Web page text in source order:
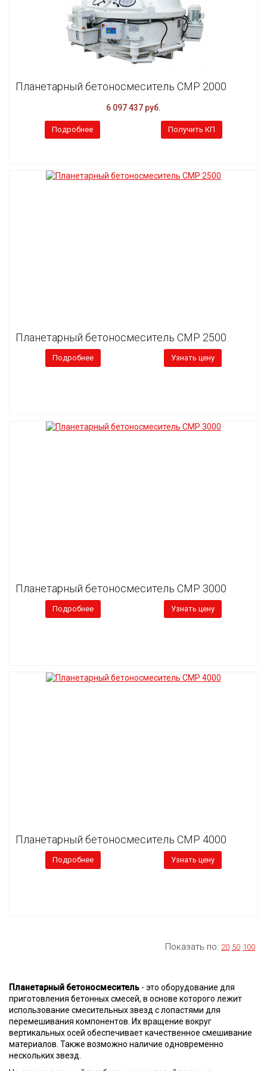
Планетарный бетоносмеситель CMP 2000
6 097 437 руб.
Подробнее Получить КП
Планетарный бетоносмеситель CMP 2500
Подробнее Узнать цену
Планетарный бетоносмеситель CMP 3000
Подробнее Узнать цену
Планетарный бетоносмеситель CMP 4000
Подробнее Узнать цену
Показать по: 20 50 100
Планетарный бетоносмеситель - это оборудование для
приготовления бетонных смесей, в основе которого лежит
использование смесительных звезд с лопастями для
перемешивания компонентов. Их вращение вокруг
вертикальных осей обеспечивает качественное смешивание
материалов. Также возможно наличие одновременно
нескольких звезд.